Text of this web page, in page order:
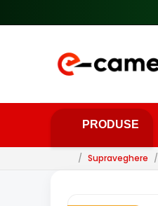
PRODUSE
/ Supraveghere /